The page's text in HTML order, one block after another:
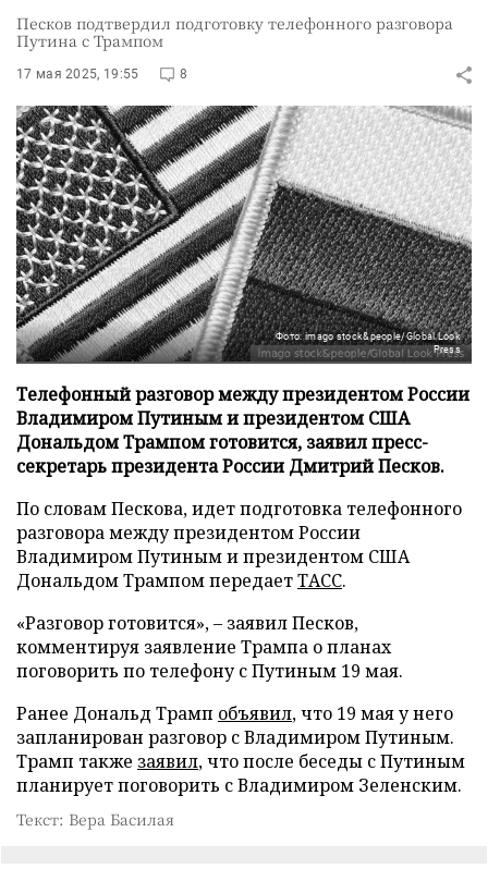
Песков подтвердил подготовку телефонного разговора
Путина с Трампом
17 мая 2025, 19:55 8
Фото: imago stock&people/Global Look
Press
Телефонный разговор между президентом России
Владимиром Путиным и президентом США
Дональдом Трампом готовится, заявил пресс-
секретарь президента России Дмитрий Песков.
По словам Пескова, идет подготовка телефонного
разговора между президентом России
Владимиром Путиным и президентом США
Дональдом Трампом передаетТАСС.
«Разговор готовится», – заявил Песков,
комментируя заявление Трампа о планах
поговорить по телефону с Путиным 19 мая.
Ранее Дональд Трамп объявил, что 19 мая у него
запланирован разговор с Владимиром Путиным.
Трамп также заявил, что после беседы с Путиным
планирует поговорить с Владимиром Зеленским.
Текст: Вера Басилая